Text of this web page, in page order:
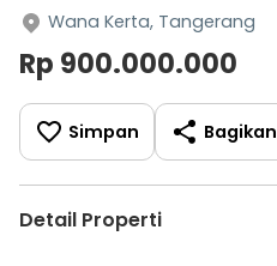
Wana Kerta, Tangerang
Rp 900.000.000
Simpan Bagikan
Detail Properti